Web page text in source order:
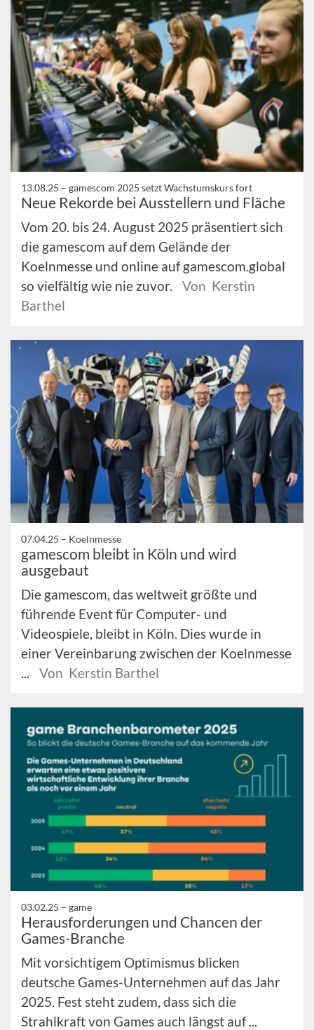
13.08.25 – gamescom 2025 setzt Wachstumskurs fort
Neue Rekorde bei Ausstellern und Fläche
Vom 20. bis 24. August 2025 präsentiert sich
die gamescom auf dem Gelände der
Koelnmesse und online auf gamescom.global
so vielfältig wie nie zuvor.
Von Kerstin
Barthel
07.04.25 – Koelnmesse
gamescom bleibt in Köln und wird
ausgebaut
Die gamescom, das weltweit größte und
führende Event für Computer- und
Videospiele, bleibt in Köln. Dies wurde in
einer Vereinbarung zwischen der Koelnmesse
...
Von Kerstin Barthel
03.02.25 – game
Herausforderungen und Chancen der
Games-Branche
Mit vorsichtigem Optimismus blicken
deutsche Games-Unternehmen auf das Jahr
2025. Fest steht zudem, dass sich die
Strahlkraft von Games auch längst auf ...